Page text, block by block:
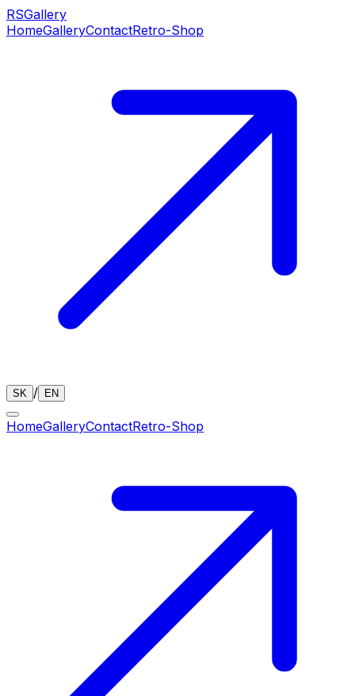
RSGallery
HomeGalleryContactRetro-Shop
SK / EN
HomeGalleryContactRetro-Shop